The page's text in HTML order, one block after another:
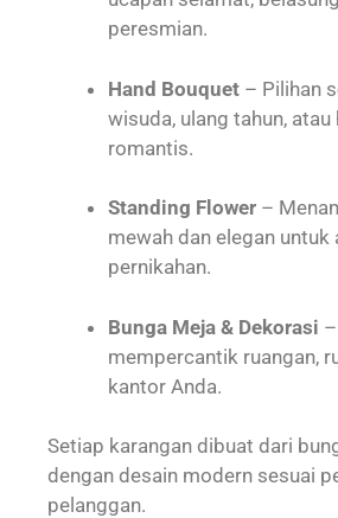
peresmian.
Hand Bouquet – Pilihan
wisuda, ulang tahun, atau
romantis.
Standing Flower –
mewah dan elegan
pernikahan.
Bunga Meja & Dekorasi
mempercantik ruangan,
kantor Anda.
Setiap karangan dibuat dari
dengan desain modern sesuai
pelanggan.